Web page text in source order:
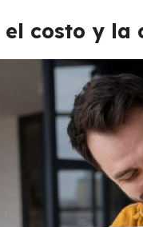
costo y la